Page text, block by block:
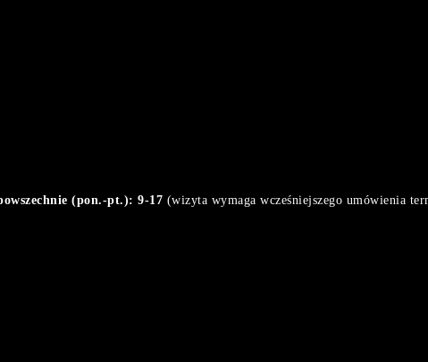
(pon.-pt.): 9-17 (wizyta wymaga wcześniejszego umówienia